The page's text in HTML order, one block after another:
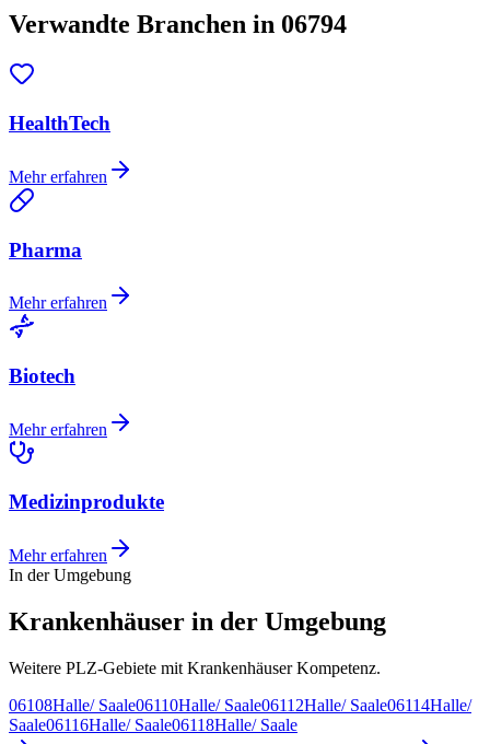
Verwandte Branchen in 06794
HealthTech
Mehr erfahren
Pharma
Mehr erfahren
Biotech
Mehr erfahren
Medizinprodukte
Mehr erfahren
In der Umgebung
Krankenhäuser in der Umgebung
Weitere PLZ-Gebiete mit Krankenhäuser Kompetenz.
06108Halle/ Saale06110Halle/ Saale06112Halle/ Saale06114Halle/
Saale06116Halle/ Saale06118Halle/ Saale